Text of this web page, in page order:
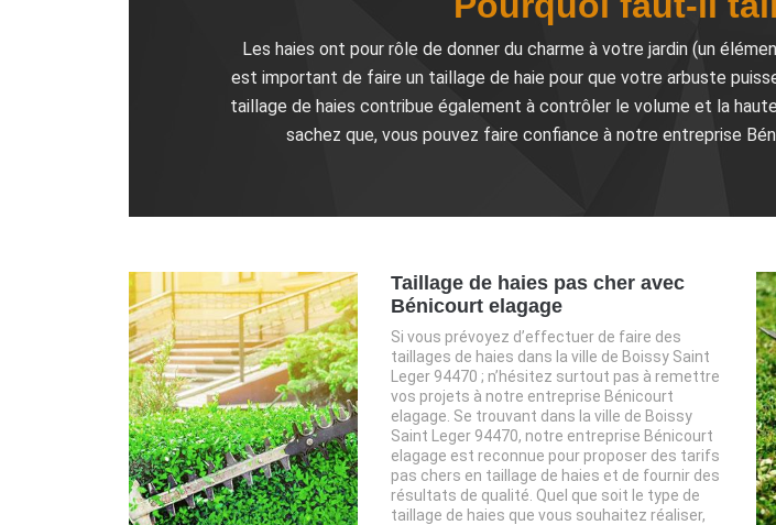
Les haies ont pour rôle de donner du charme à votre jardin (un
est important de faire un taillage de haie pour que votre arbuste
taillage de haies contribue également à contrôler le volume et la
sachez que, vous pouvez faire confiance à notre entreprise
Taillage de haies pas cher avec
Bénicourt elagage
Si vous prévoyez d’effectuer de faire des
taillages de haies dans la ville de Boissy Saint
Leger 94470 ; n’hésitez surtout pas à remettre
vos projets à notre entreprise Bénicourt
elagage. Se trouvant dans la ville de Boissy
Saint Leger 94470, notre entreprise Bénicourt
elagage est reconnue pour proposer des tarifs
pas chers en taillage de haies et de fournir des
résultats de qualité. Quel que soit le type de
taillage de haies que vous souhaitez réaliser,